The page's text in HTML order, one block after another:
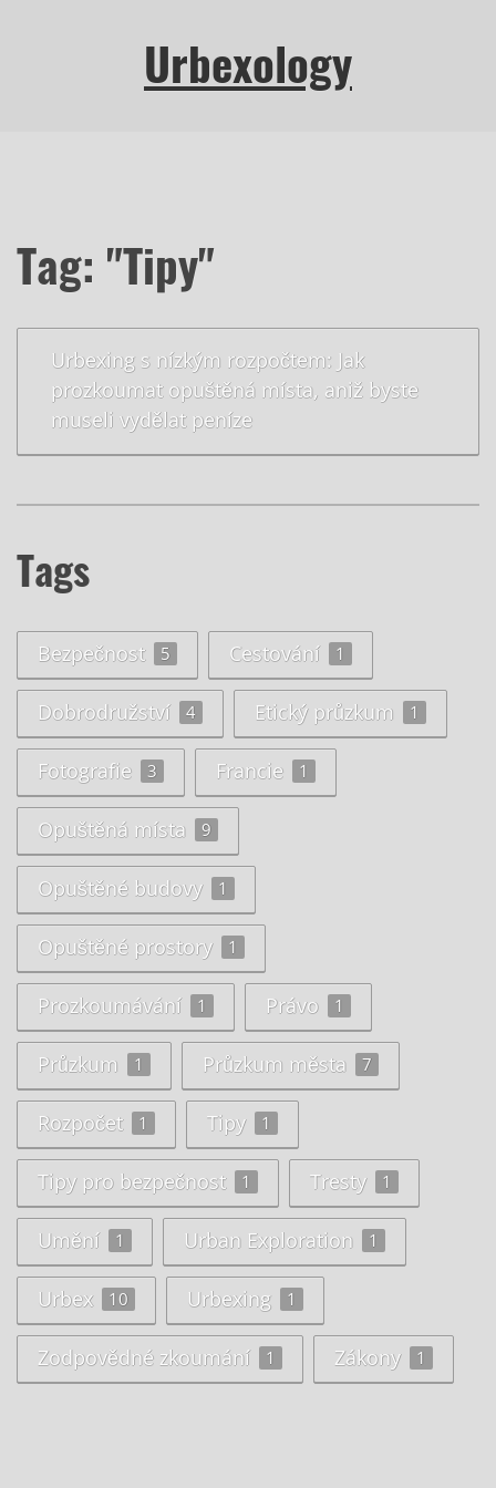
Urbexology
Tag: "Tipy"
Urbexing s nízkým rozpočtem: Jak
prozkoumat opuštěná místa, aniž byste
museli vydělat peníze
Tags
Bezpečnost 5 Cestování 1
Dobrodružství 4 Etický průzkum 1
Fotografie 3 Francie 1
Opuštěná místa 9
Opuštěné budovy 1
Opuštěné prostory 1
Prozkoumávání 1 Právo 1
Průzkum 1 Průzkum města 7
Rozpočet 1 Tipy 1
Tipy pro bezpečnost 1 Tresty 1
Umění 1 Urban Exploration 1
Urbex 10 Urbexing 1
Zodpovědné zkoumání 1 Zákony 1